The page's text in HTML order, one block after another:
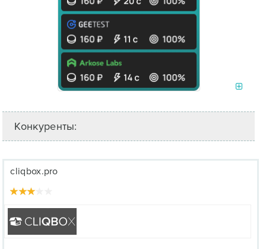
Конкуренты:
cliqbox.pro